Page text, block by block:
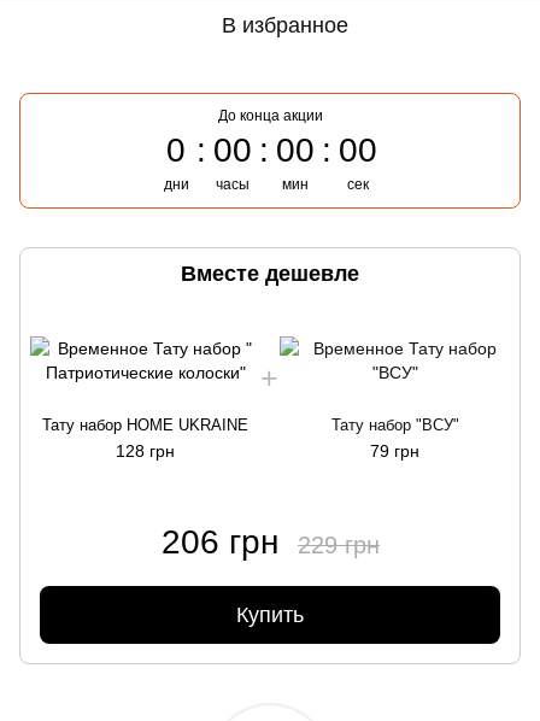
В избранное
До конца акции
0
дни
00
часы
00
мин
00
сек
Вместе дешевле
Тату набор HOME UKRAINE
128 грн
Тату набор "ВСУ"
79 грн
206 грн 229 грн
Купить